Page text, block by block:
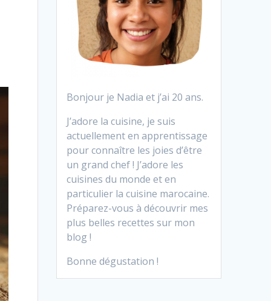
Bonjour je Nadia et j’ai 20 ans.
J’adore la cuisine, je suis
actuellement en apprentissage
pour connaître les joies d’être
un grand chef ! J’adore les
cuisines du monde et en
particulier la cuisine marocaine.
Préparez-vous à découvrir mes
plus belles recettes sur mon
blog !
Bonne dégustation !